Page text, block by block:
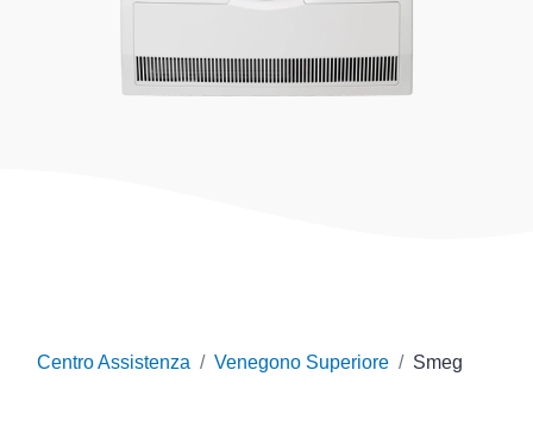
Centro Assistenza Venegono Superiore Smeg